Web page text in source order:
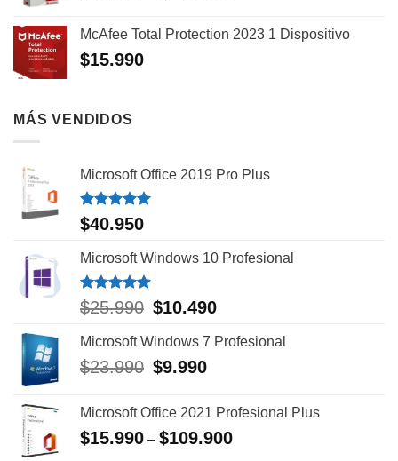
McAfee Total Protection 2023 1 Dispositivo
$15.990
MÁS VENDIDOS
Microsoft Office 2019 Pro Plus
Valorado
con5.00
$40.950
Microsoft Windows 10 Profesional
Valorado
con5.00
$25.990 El
original
era:
$25.990.
$10.490El
actual
Microsoft Windows 7 Profesional
$23.990 El
era:
$23.990.
$9.990El
es:
$9.990.
Microsoft Office 2021 Profesional Plus
$15.990 – $109.900